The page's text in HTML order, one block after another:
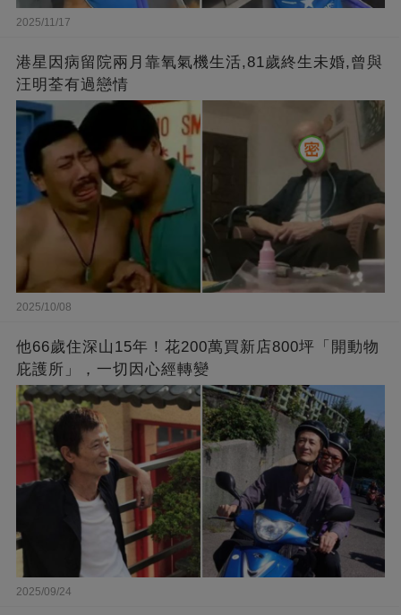
2025/11/17
港星因病留院兩月靠氧氣機生活,81歲終生未婚,曾與
汪明荃有過戀情
2025/10/08
他66歲住深山15年！花200萬買新店800坪「開動物
庇護所」，一切因心經轉變
2025/09/24